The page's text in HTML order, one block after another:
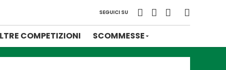
SEGUICI SU
COMPETIZIONI SCOMMESSE